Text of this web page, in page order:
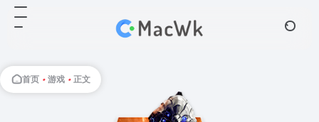
首页 • 游戏 • 正文